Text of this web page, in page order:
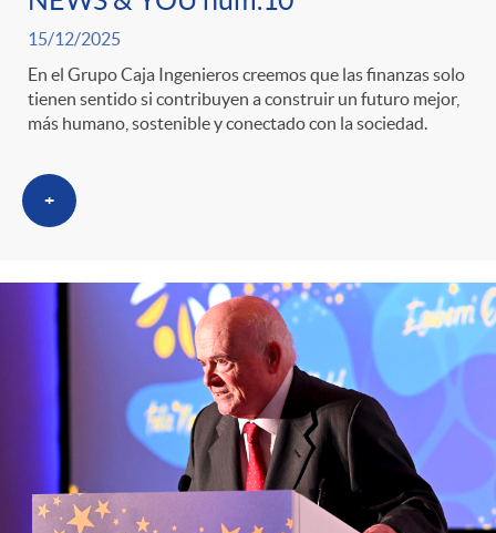
15/12/2025
En el Grupo Caja Ingenieros creemos que las finanzas solo
tienen sentido si contribuyen a construir un futuro mejor,
más humano, sostenible y conectado con la sociedad.
+